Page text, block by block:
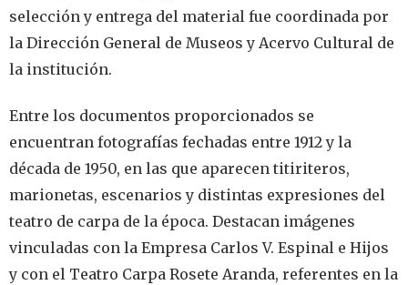
selección y entrega del material fue coordinada por
la Dirección General de Museos y Acervo Cultural de
la institución.
Entre los documentos proporcionados se
encuentran fotografías fechadas entre 1912 y la
década de 1950, en las que aparecen titiriteros,
marionetas, escenarios y distintas expresiones del
teatro de carpa de la época. Destacan imágenes
vinculadas con la Empresa Carlos V. Espinal e Hijos
y con el Teatro Carpa Rosete Aranda, referentes en la